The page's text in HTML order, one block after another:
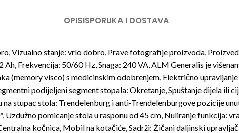
OPISISPORUKA I DOSTAVA
Vizualno stanje: vrlo dobro, Prave fotografije proizvoda,
Frekvencija: 50/60 Hz, Snaga: 240 VA, ALM Generalis je
(memory visco) s medicinskim odobrenjem, Električno
podijeljeni segment stopala: Okretanje, Spuštanje dijela ili
stupac stola: Trendelenburg i anti-Trendelenburgove pozicije
Uzdužno pomicanje stola u rasponu od 45 cm, Nuliranje funkcija:
kočnica, Mobil na kotačiće, Sadrži: Žičani daljinski